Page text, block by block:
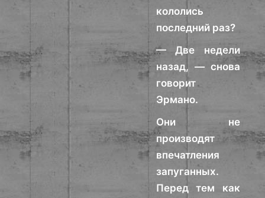
кололись
последний раз?
— Две недели
назад, — снова
говорит
Эрмано.
Они не
производят
впечатления
запуганных.
Перед тем как